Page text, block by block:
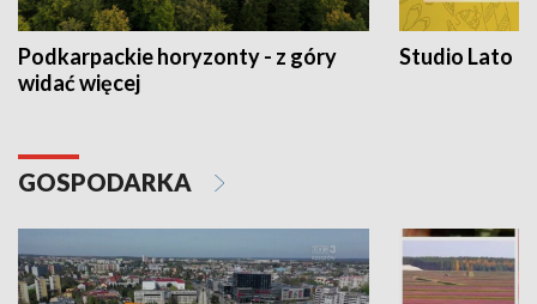
Podkarpackie horyzonty - z góry
widać więcej
Studio Lato
GOSPODARKA